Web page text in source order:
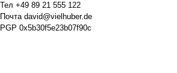
Тел +49 89 21 555 122
Почта david@vielhuber.de
PGP 0x5b30f5e23b07f90c